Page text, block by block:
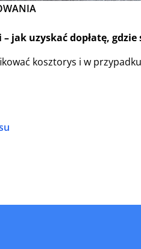
jak uzyskać dopłatę,
kosztorys i w